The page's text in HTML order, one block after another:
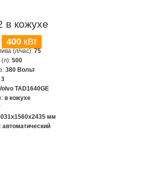
в кожухе
400 кВт
(л/час):75
(л):500
380 Вольт
3
TAD1640GE
в кожухе
мм
автоматический